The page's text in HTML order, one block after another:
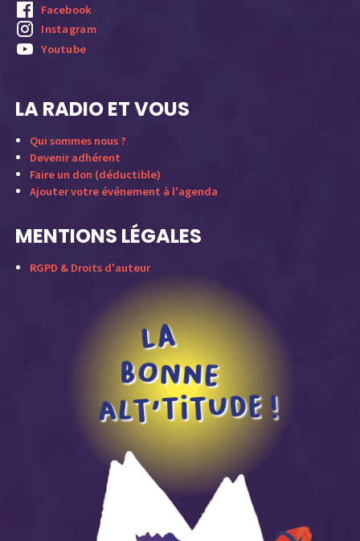
Facebook
Instagram
Youtube
LA RADIO ET VOUS
Qui sommes nous ?
Devenir adhérent
Faire un don (déductible)
Ajouter votre événement à l'agenda
MENTIONS LÉGALES
RGPD & Droits d'auteur